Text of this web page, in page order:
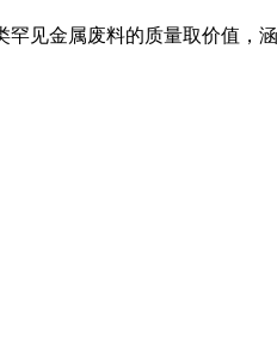
见金属废料的质量取价值，